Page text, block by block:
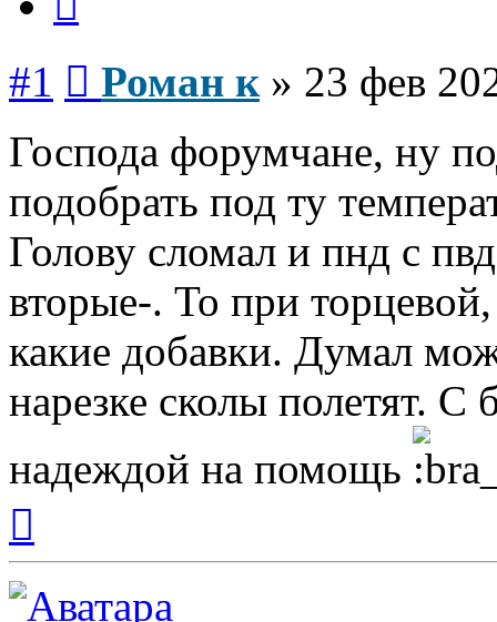
#1 Роман к» 23 фев
Господа форумчане, ну
подобрать под ту
Голову сломал и пнд с
вторые-. То при
какие добавки. Думал
нарезке сколы полетят.
надеждой на помощь
началу